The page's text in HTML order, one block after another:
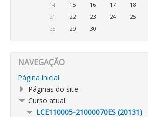
14
15 16 17 18
21
22 23 24 25
28
29 30
NAVEGAÇÃO
Página inicial
Páginas do site
Curso atual
LCE110005-21000070ES (20131)